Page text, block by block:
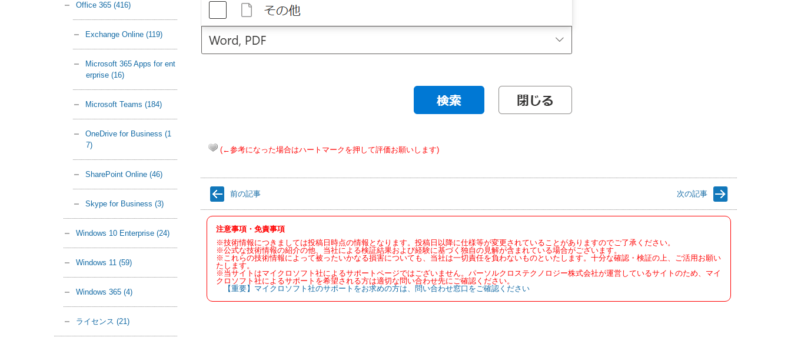
(←参考になった場合はハートマークを押して評価お願いします)
前の記事 次の記事
注意事項・免責事項
※技術情報につきましては投稿日時点の情報となります。投稿日以降に仕様等が変更されていることがありますのでご了承ください。
※公式な技術情報の紹介の他、当社による検証結果および経験に基づく独自の見解が含まれている場合がございます。
※これらの技術情報によって被ったいかなる損害についても、当社は一切責任を負わないものといたします。十分な確認・検証の上、ご活用お願い
たします。
※当サイトはマイクロソフト社によるサポートページではございません。パーソルクロステクノロジー株式会社が運営しているサイトのため、マイ
クロソフト社によるサポートを希望される方は適切な問い合わせ先にご確認ください。
【重要】マイクロソフト社のサポートをお求めの方は、問い合わせ窓口をご確認ください
Office 365 (416)
Exchange Online (119)
Microsoft 365 Apps for ent
erprise (16)
Microsoft Teams (184)
OneDrive for Business (1
7)
SharePoint Online (46)
Skype for Business (3)
Windows 10 Enterprise (24)
Windows 11 (59)
Windows 365 (4)
ライセンス (21)